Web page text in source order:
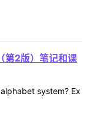
第2版）笔记和课
system? Ex